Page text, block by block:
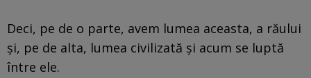
Deci, pe de o parte, avem lumea aceasta, a răului
și, pe de alta, lumea civilizată și acum se luptă
între ele.